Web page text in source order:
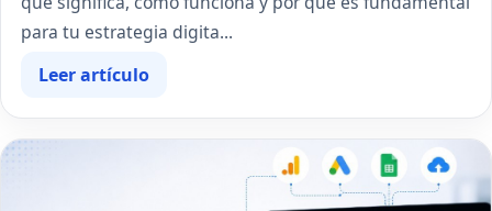
para tu estrategia digita...
Leer artículo